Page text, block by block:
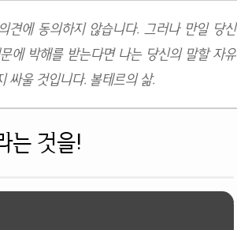
견에 동의하지 않습니다. 그러나 만일 당신
에 박해를 받는다면 나는 당신의 말할 자유
싸울 것입니다. 볼테르의 삶.
는 것을!